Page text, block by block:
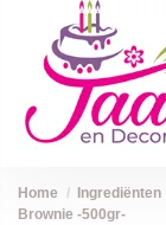
Home Ingrediënten
Brownie -500gr-